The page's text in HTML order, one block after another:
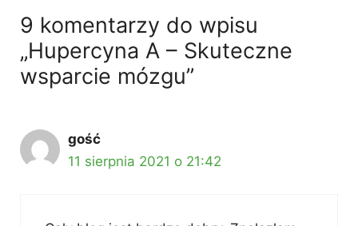
9 komentarzy do wpisu
„Hupercyna A – Skuteczne
wsparcie mózgu”
gość
11 sierpnia 2021 o 21:42